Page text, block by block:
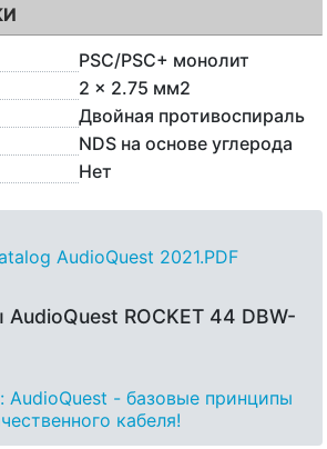
PSC/PSC+ монолит
2 x 2.75 мм2
Двойная противоспираль
NDS на основе углерода
Нет
AudioQuest 2021.PDF
ROCKET 44 DBW-
AudioQuest - базовые принципы
кабеля!